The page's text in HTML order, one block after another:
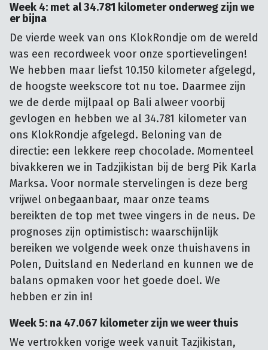
Week 4: met al 34.781 kilometer onderweg zijn we
er bijna
De vierde week van ons KlokRondje om de wereld
was een recordweek voor onze sportievelingen!
We hebben maar liefst 10.150 kilometer afgelegd,
de hoogste weekscore tot nu toe. Daarmee zijn
we de derde mijlpaal op Bali alweer voorbij
gevlogen en hebben we al 34.781 kilometer van
ons KlokRondje afgelegd. Beloning van de
directie: een lekkere reep chocolade. Momenteel
bivakkeren we in Tadzjikistan bij de berg Pik Karla
Marksa. Voor normale stervelingen is deze berg
vrijwel onbegaanbaar, maar onze teams
bereikten de top met twee vingers in de neus. De
prognoses zijn optimistisch: waarschijnlijk
bereiken we volgende week onze thuishavens in
Polen, Duitsland en Nederland en kunnen we de
balans opmaken voor het goede doel. We
hebben er zin in!
Week 5: na 47.067 kilometer zijn we weer thuis
We vertrokken vorige week vanuit Tazjikistan,